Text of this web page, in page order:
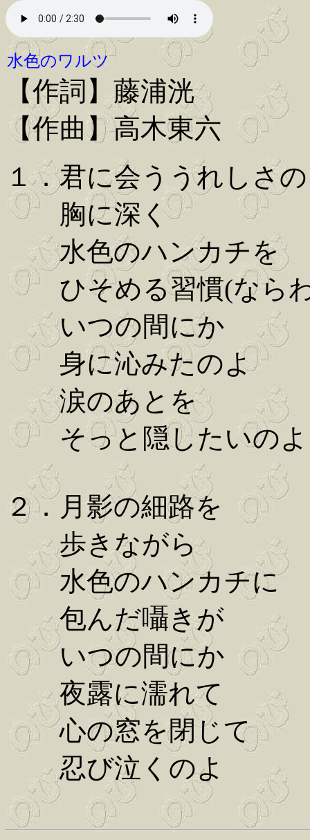
水色のワルツ
【作詞】藤浦洸
【作曲】高木東六
１．君に会ううれしさの
胸に深く
水色のハンカチを
ひそめる習慣(なら
いつの間にか
身に沁みたのよ
涙のあとを
そっと隠したいのよ
２．月影の細路を
歩きながら
水色のハンカチに
包んだ囁きが
いつの間にか
夜露に濡れて
心の窓を閉じて
忍び泣くのよ